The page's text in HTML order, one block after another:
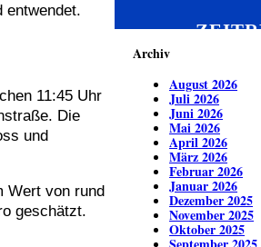
entwendet.
11:45 Uhr
Die
und
Wert von rund
geschätzt.
Archiv
August 2026
Juli 2026
Juni 2026
Mai 2026
April 2026
März 2026
Februar 2026
Januar 2026
Dezember 2025
November 2025
Oktober 2025